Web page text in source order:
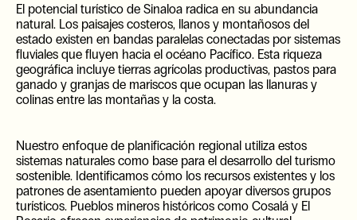
El potencial turístico de Sinaloa radica en su abundancia
natural. Los paisajes costeros, llanos y montañosos del
estado existen en bandas paralelas conectadas por sistemas
fluviales que fluyen hacia el océano Pacífico. Esta riqueza
geográfica incluye tierras agrícolas productivas, pastos para
ganado y granjas de mariscos que ocupan las llanuras y
colinas entre las montañas y la costa.
Nuestro enfoque de planificación regional utiliza estos
sistemas naturales como base para el desarrollo del turismo
sostenible. Identificamos cómo los recursos existentes y los
patrones de asentamiento pueden apoyar diversos grupos
turísticos. Pueblos mineros históricos como Cosalá y El